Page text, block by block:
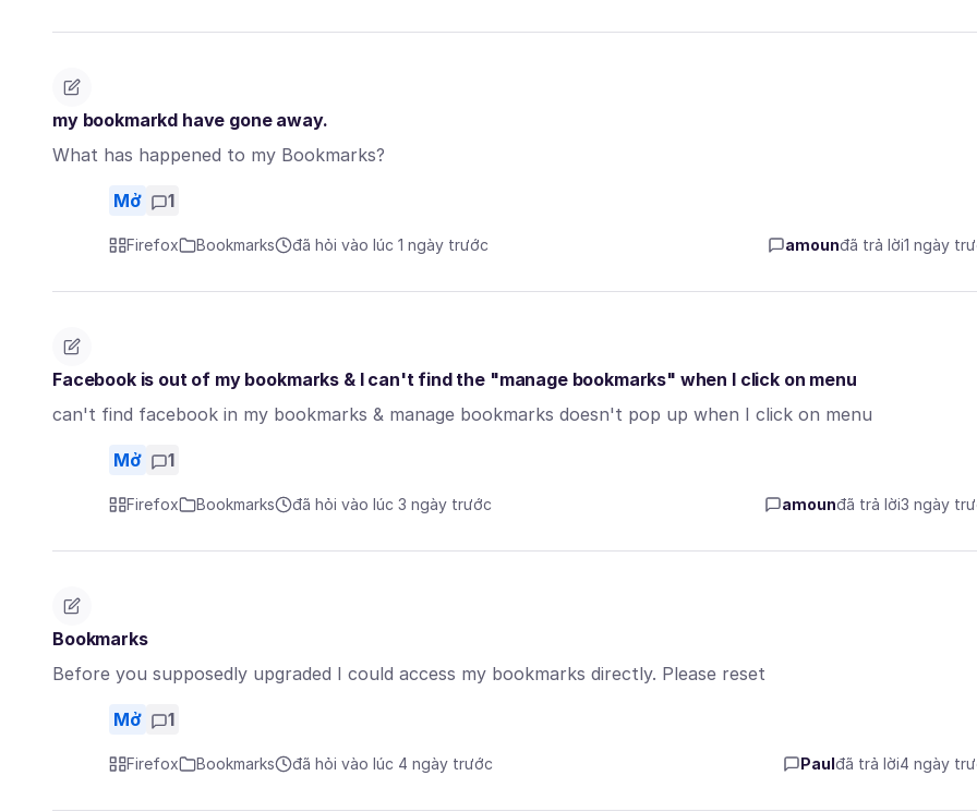
my bookmarkd have gone away.
What has happened to my Bookmarks?
Mở 1
Firefox Bookmarks đã hỏi vào lúc 1 ngày trước amounđã trả lời1 ngày
Facebook is out of my bookmarks & I can't find the "manage bookmarks" when I click on menu
can't find facebook in my bookmarks & manage bookmarks doesn't pop up when I click on menu
Mở 1
Firefox Bookmarks đã hỏi vào lúc 3 ngày trước amounđã trả lời3 ngày
Bookmarks
Before you supposedly upgraded I could access my bookmarks directly. Please reset
Mở 1
Firefox Bookmarks đã hỏi vào lúc 4 ngày trước Paulđã trả lời4 ngày